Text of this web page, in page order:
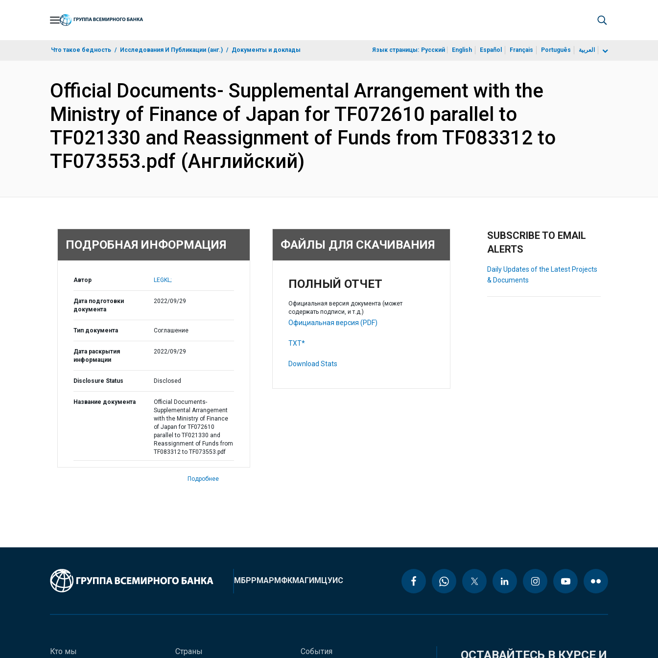
Что такое бедность Исследования И Публикации (анг.) Документы и доклады Язык страницы: Русский English Español Français Português العربية
Official Documents- Supplemental Arrangement with the
Ministry of Finance of Japan for TF072610 parallel to
TF021330 and Reassignment of Funds from TF083312 to
TF073553.pdf (Английский)
ПОДРОБНАЯ ИНФОРМАЦИЯ
Автор LEGKL;
Дата подготовки
документа
2022/09/29
Тип документа Соглашение
Дата раскрытия
информации
2022/09/29
Disclosure Status Disclosed
Название документа
Official Documents-
Supplemental Arrangement
with the Ministry of Finance
of Japan for TF072610
parallel to TF021330 and
Reassignment of Funds from
TF083312 to TF073553.pdf
Подробнее
ФАЙЛЫ ДЛЯ СКАЧИВАНИЯ
ПОЛНЫЙ ОТЧЕТ
Официальная версия документа (может
содержать подписи, и т.д.)
Официальная версия (PDF)
TXT*
Download Stats
SUBSCRIBE TO EMAIL
ALERTS
Daily Updates of the Latest Projects
& Documents
МБРРМАРМФКМАГИМЦУИС
Кто мы Страны События ОСТАВАЙТЕСЬ В КУРСЕ И